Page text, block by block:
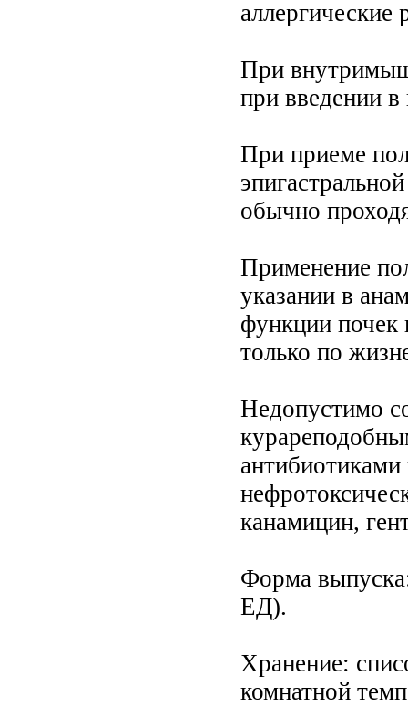
При
при введении
При приеме
обычно
Применение
указании в
функции почек
только по
Недопустимо
канамицин,
Форма
ЕД).
Хранение:
комнатной